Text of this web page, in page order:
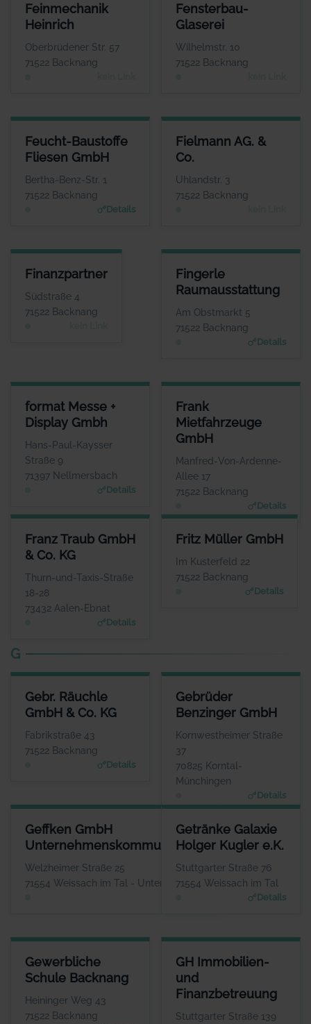
Feinmechanik
Heinrich
Oberbrüdener Str. 57
71522 Backnang
FEINMECHANIK HEINRICH
ANSPRECHPARTNER
Herr Jürgen Heinrich
WEBSITE
Keine Website hinterlegt
Fensterbau-
Glaserei
Wilhelmstr. 10
71522 Backnang
FENSTERBAU-GLASEREI
ANSPRECHPARTNER
Herr Jörg Fahrbach
Feucht-Baustoffe
Fliesen GmbH
Bertha-Benz-Str. 1
71522 Backnang
Details
FEUCHT-BAUSTOFFE FLIESEN GMBH
ANSPRECHPARTNER
Herr Volker Nasser
WEBSITE
www.feucht-backnang.de
Fielmann AG. &
Co.
Uhlandstr. 3
71522 Backnang
FIELMANN AG. & CO.
Keine Website hinterlegt
Finanzpartner
Südstraße 4
71522 Backnang
FINANZPARTNER
ANSPRECHPARTNER
Herr Werner Grau
Keine Website hinterlegt
Fingerle
Raumausstattung
Am Obstmarkt 5
71522 Backnang
Details
FINGERLE
Frau Heike
www.fingerle-raumausstattun
format Messe +
Display Gmbh
Hans-Paul-Kaysser
Straße 9
71397 Nellmersbach
Details
FORMAT MESSE + DISPLAY GMBH
ANSPRECHPARTNER
Frau Miriam Görner
www.formatdisplay.de
Frank
Mietfahrzeuge
GmbH
Manfred-Von-Ardenne-
Allee 17
71522 Backnang
Details
FRANK MIETFAHRZEUGE
Frau Janine
Franz Traub GmbH
& Co. KG
Thurn-und-Taxis-Straße
18-28
73432 Aalen-Ebnat
Details
FRANZ TRAUB GMBH & CO. KG
Herr Tobias Zehnder
WEBSITE
www.franz-traub.de
Fritz Müller GmbH
Im Kusterfeld 22
71522 Backnang
Details
FRITZ MÜLLER GMBH
Herr Manfred Böhret
www.fritzmueller.biz
G
Gebr. Räuchle
GmbH & Co. KG
Fabrikstraße 43
71522 Backnang
Details
GEBR. RÄUCHLE GMBH & CO. KG
Herr Maximilian Räuchle
www.raeuchle.com
Gebrüder
Benzinger GmbH
Kornwestheimer Straße
37
70825 Korntal-
Münchingen
Details
GEBRÜDER BENZINGER GMBH
ANSPRECHPARTNER
Herr Patrik Diewald
WEBSITE
www.gebrueder-benzinger.d
Geffken GmbH
Unternehmenskommunikation
Welzheimer Straße 25
71554 Weissach im Tal - Unterweissach
GEFFKEN GMBH UNTERNEHMENSKOMMUNIKATION
ANSPRECHPARTNER
Herr Thomas Geffken
WEBSITE
www.geffken.net
Getränke Galaxie
Holger Kugler e.K.
Stuttgarter Straße 76
71554 Weissach im Tal
Details
GETRÄNKE GALAXIE HOLGER
Herr
www.getraenke-
Gewerbliche
Schule Backnang
Heininger Weg 43
71522 Backnang
GEWERBLICHE SCHULE BACKNANG
ANSPRECHPARTNER
Frau Isolde Fleuchaus
WEBSITE
GH Immobilien-
und
Finanzbetreuung
Stuttgarter Straße 139
GH IMMOBILIEN- UND